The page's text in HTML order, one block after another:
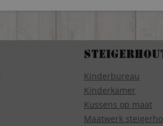
Kinderbureau
Kinderkamer
Kussens op maat
Maatwerk